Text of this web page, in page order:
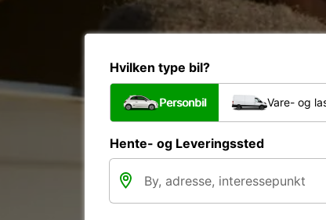
Hvilken type bil?
Personbil Vare- og
Hente- og Leveringssted